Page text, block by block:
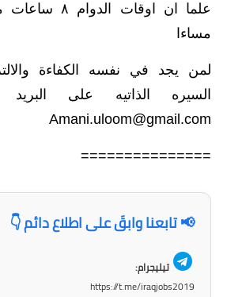
مساءا
لمن يجد في نفسه الكفاءة
السيره الذاتيه على البريد
Amani.uloom@gmail.com
===============
📢 تابعنا وابقَ على اطلاع دائم 👇
تيليجرام:
https://t.me/iraqjobs2019